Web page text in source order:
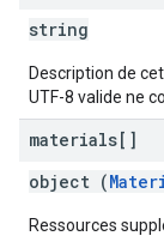
string
Description de
UTF-8 valide ne
materials[]
object (
Ressources